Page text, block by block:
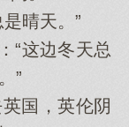
晴天。”
“这边冬天总
”
国，英伦阴